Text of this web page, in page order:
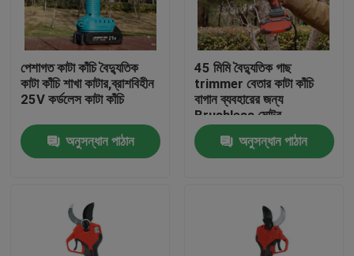
বাড়ি
পেশাগত কাটা কাঁচি বৈদ্যুতিক
কাটা কাঁচি শাখা কাটার,ব্রাশবিহীন
25V কর্ডলেস কাটা কাঁচি
অনুসন্ধান পাঠান
45 মিমি বৈদ্যুতিক গাছ
trimmer বেতার কাটা কাঁচি
বাগান ব্যবহারের জন্য
Brushless মোটর
অনুসন্ধান পাঠান